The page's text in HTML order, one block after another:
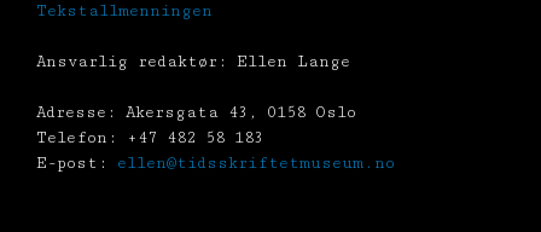
Tekstallmenningen
Ansvarlig redaktør: Ellen Lange
Adresse: Akersgata 43, 0158 Oslo
Telefon: +47 482 58 183
E-post: ellen@tidsskriftetmuseum.no